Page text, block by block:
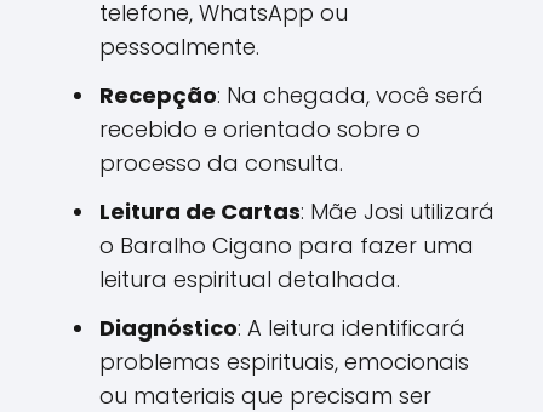
telefone, WhatsApp ou
pessoalmente.
Recepção: Na chegada, você será
recebido e orientado sobre o
processo da consulta.
Leitura de Cartas: Mãe Josi utilizará
o Baralho Cigano para fazer uma
leitura espiritual detalhada.
Diagnóstico: A leitura identificará
problemas espirituais, emocionais
ou materiais que precisam ser